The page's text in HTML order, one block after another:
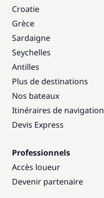
Croatie
Grèce
Sardaigne
Seychelles
Antilles
Plus de destinations
Nos bateaux
Itinéraires de navigation
Devis Express
Professionnels
Accès loueur
Devenir partenaire